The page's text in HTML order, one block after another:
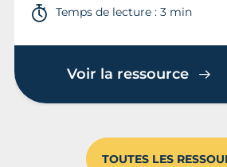
Temps de lecture : 3 min
Voir la ressource
TOUTES LES